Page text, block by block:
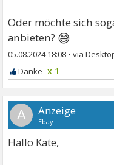
Oder möchte sich
anbieten? 😅
05.08.2024 18:08 •
x 1
A
Hallo Kate,